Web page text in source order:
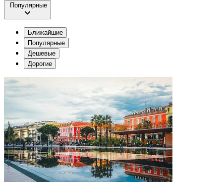
Популярные
Ближайшие
Популярные
Дешевые
Дорогие